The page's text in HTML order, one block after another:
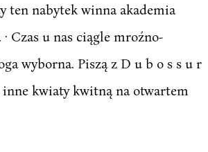
ten nabytek winna akademia
Czas u nas ciągle mroźno-
wyborna. Piszą z D u b o s s u r
inne kwiaty kwitną na otwartem